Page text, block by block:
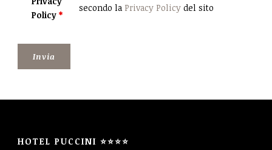
Policy *
secondo la Privacy Policydel sito
HOTEL PUCCINI ⭐⭐⭐⭐